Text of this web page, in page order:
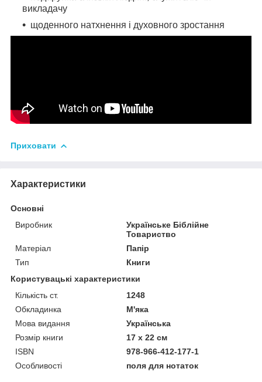
викладачу
щоденного натхнення і духовного зростання
Приховати
Характеристики
Основні
Виробник
Українське Біблійне
Товариство
Матеріал
Папір
Тип
Книги
Користувацькi характеристики
Кількість ст.
1248
Обкладинка
М'яка
Мова видання
Українська
Розмір книги
17 х 22 см
ISBN
978-966-412-177-1
Особливості
поля для нотаток